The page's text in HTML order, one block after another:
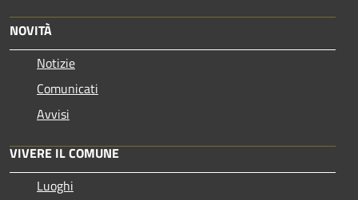
NOVITÀ
Notizie
Comunicati
Avvisi
VIVERE IL COMUNE
Luoghi